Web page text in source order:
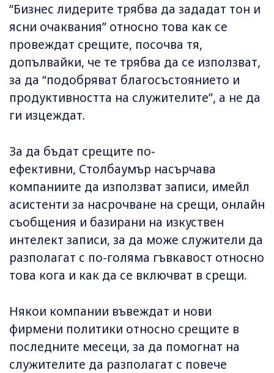
“Бизнес лидерите трябва да зададат тон и
ясни очаквания” относно това как се
провеждат срещите, посочва тя,
допълвайки, че те трябва да се използват,
за да “подобряват благосъстоянието и
продуктивността на служителите”, а не да
ги изцеждат.
За да бъдат срещите по-
ефективни, Столбаумър насърчава
компаниите да използват записи, имейл
асистенти за насрочване на срещи, онлайн
съобщения и базирани на изкуствен
интелект записи, за да може служители да
разполагат с по-голяма гъвкавост относно
това кога и как да се включват в срещи.
Някои компании въвеждат и нови
фирмени политики относно срещите в
последните месеци, за да помогнат на
служителите да разполагат с повече